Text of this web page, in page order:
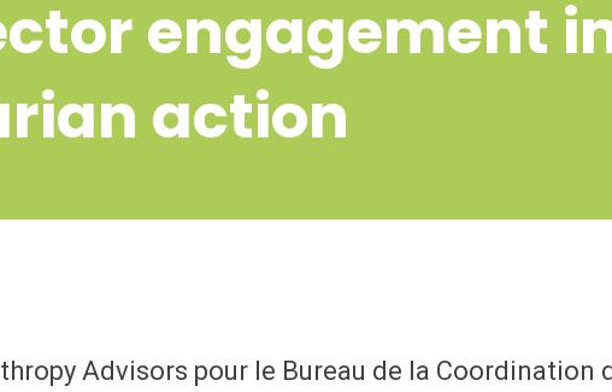
engagement
action
Advisors pour le Bureau de la Coordination